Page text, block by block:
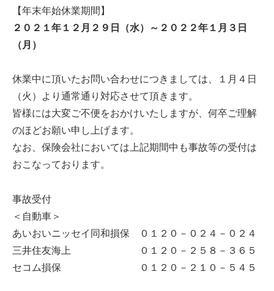
【年末年始休業期間】
２０２１年１２月２９日（水）～２０２２年１月３日
（月）
休業中に頂いたお問い合わせにつきましては、１月４日
（火）より通常通り対応させて頂きます。
皆様には大変ご不便をおかけいたしますが、何卒ご理解
のほどお願い申し上げます。
なお、保険会社においては上記期間中も事故等の受付は
おこなっております。
事故受付
＜自動車＞
あいおいニッセイ同和損保 ０１２０－０２４－０２４
三井住友海上 ０１２０－２５８－３６５
セコム損保 ０１２０－２１０－５４５